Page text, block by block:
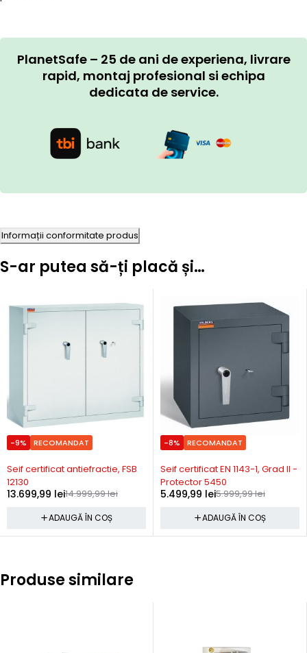
PlanetSafe – 25 de ani de experiena, livrare
rapid, montaj profesional si echipa
dedicata de service.
Informații conformitate produs
S-ar putea să-ți placă și…
-9% RECOMANDAT
Precomanda
Seif certificat antiefractie, FSB
12130
14.999,99lei
13.699,99 lei
ADAUGĂ ÎN COȘ
-8% RECOMANDAT
Precomanda
Seif certificat EN 1143-1, Grad II -
Protector 5450
5.999,99lei
5.499,99 lei
ADAUGĂ ÎN COȘ
Produse similare